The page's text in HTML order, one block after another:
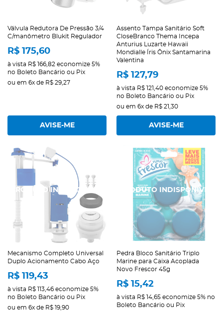
Válvula Redutora De Pressão 3/4
C/manômetro Blukit Regulador
R$ 175,60
à vista R$ 166,82 economize 5%
no Boleto Bancário ou Pix
ou em 6x de R$ 29,27
AVISE-ME
Assento Tampa Sanitário Soft
CloseBranco Thema Incepa
Anturius Luzarte Hawaii
Mondialle Íris Ônix Santamarina
Valentina
R$ 127,79
à vista R$ 121,40 economize 5%
no Boleto Bancário ou Pix
ou em 6x de R$ 21,30
AVISE-ME
Mecanismo Completo Universal
Duplo Acionamento Cabo Aço
R$ 119,43
à vista R$ 113,46 economize 5%
no Boleto Bancário ou Pix
ou em 6x de R$ 19,90
Pedra Bloco Sanitário Triplo
Marine para Caixa Acoplada
Novo Frescor 45g
R$ 15,42
à vista R$ 14,65 economize 5% no
Boleto Bancário ou Pix